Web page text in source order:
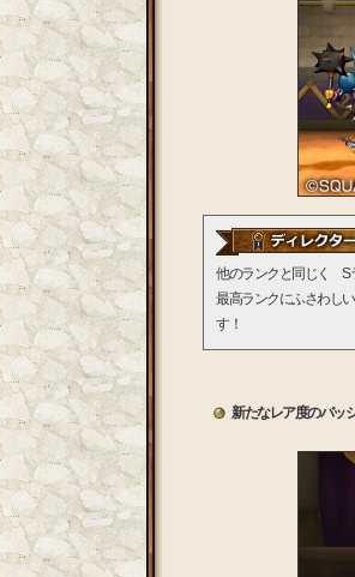
他のランクと同じく S
最高ランクにふさわし
す！
新たなレア度のバッ